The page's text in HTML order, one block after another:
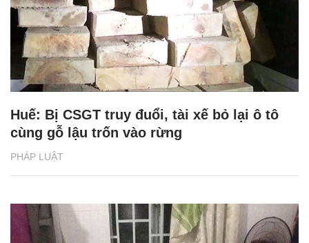
PHÁP LUẬT
Huế: Bị CSGT truy đuổi, tài xế bỏ lại ô tô
cùng gỗ lậu trốn vào rừng